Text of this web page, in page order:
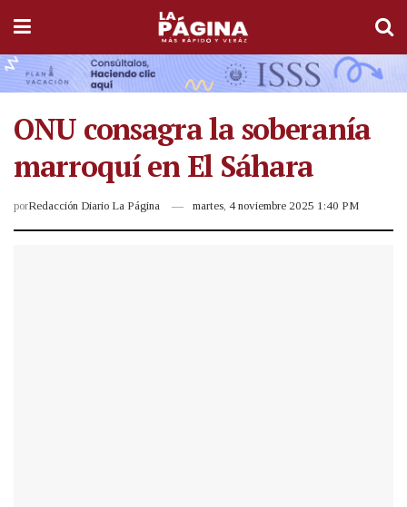
ONU consagra la soberanía
marroquí en El Sáhara
porRedacción Diario La Página martes, 4 noviembre 2025 1:40 PM